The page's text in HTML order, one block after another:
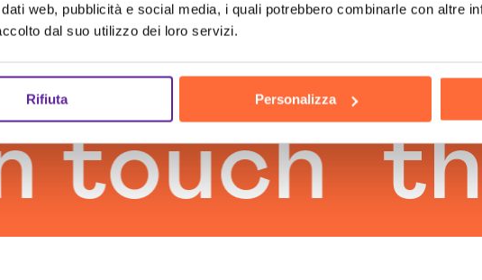
web, pubblicità e social media, i quali potrebbero combinarle con altre
dal suo utilizzo dei loro servizi.
Rifiuta Personalizza
the